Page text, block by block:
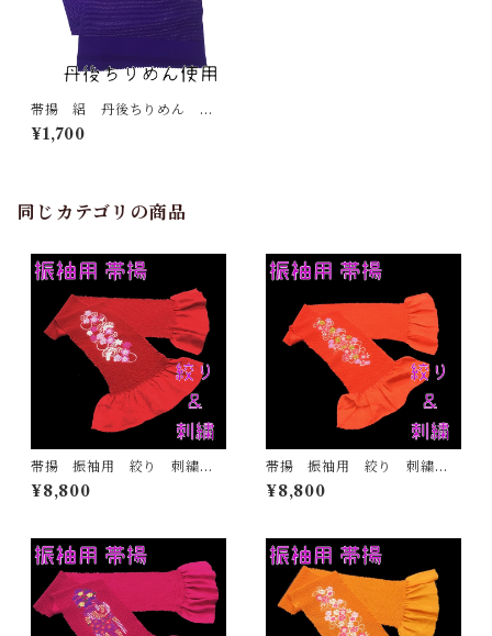
帯揚 絽 丹後ちりめん ラ
メ入り 正絹 夏 単衣 日
本製 和装小物 おびあげ
¥1,700
同じカテゴリの商品
帯揚 振袖用 絞り 刺繍
赤 正絹 日本製 着物 ふ
りそで ママ振 成人式
¥8,800
帯揚 振袖用 絞り 刺繍
オレンジ 正絹 日本製 着
物 ふりそで ママ振 成人
¥8,800